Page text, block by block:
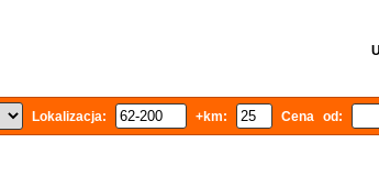
Lokalizacja: +km: Cena od: